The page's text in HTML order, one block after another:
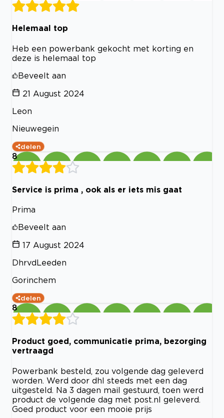
Helemaal top
Heb een powerbank gekocht met korting en
deze is helemaal top
Beveelt aan
21 August 2024
Leon
Nieuwegein
delen
8
Service is prima , ook als er iets mis gaat
Prima
Beveelt aan
17 August 2024
DhrvdLeeden
Gorinchem
delen
8
Product goed, communicatie prima, bezorging
vertraagd
Powerbank besteld, zou volgende dag geleverd
worden. Werd door dhl steeds met een dag
uitgesteld. Na 3 dagen mail gestuurd, toen werd
product de volgende dag met post.nl geleverd.
Goed product voor een mooie prijs